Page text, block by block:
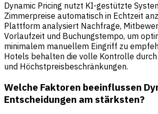
Dynamic Pricing nutzt KI-gestützte
Zimmerpreise automatisch in Echtzeit
Plattform analysiert Nachfrage,
Vorlaufzeit und Buchungstempo, um
minimalem manuellem Eingriff zu
Hotels behalten die volle Kontrolle durch
und Höchstpreisbeschränkungen.
Welche Faktoren beeinflussen
Entscheidungen am stärksten?